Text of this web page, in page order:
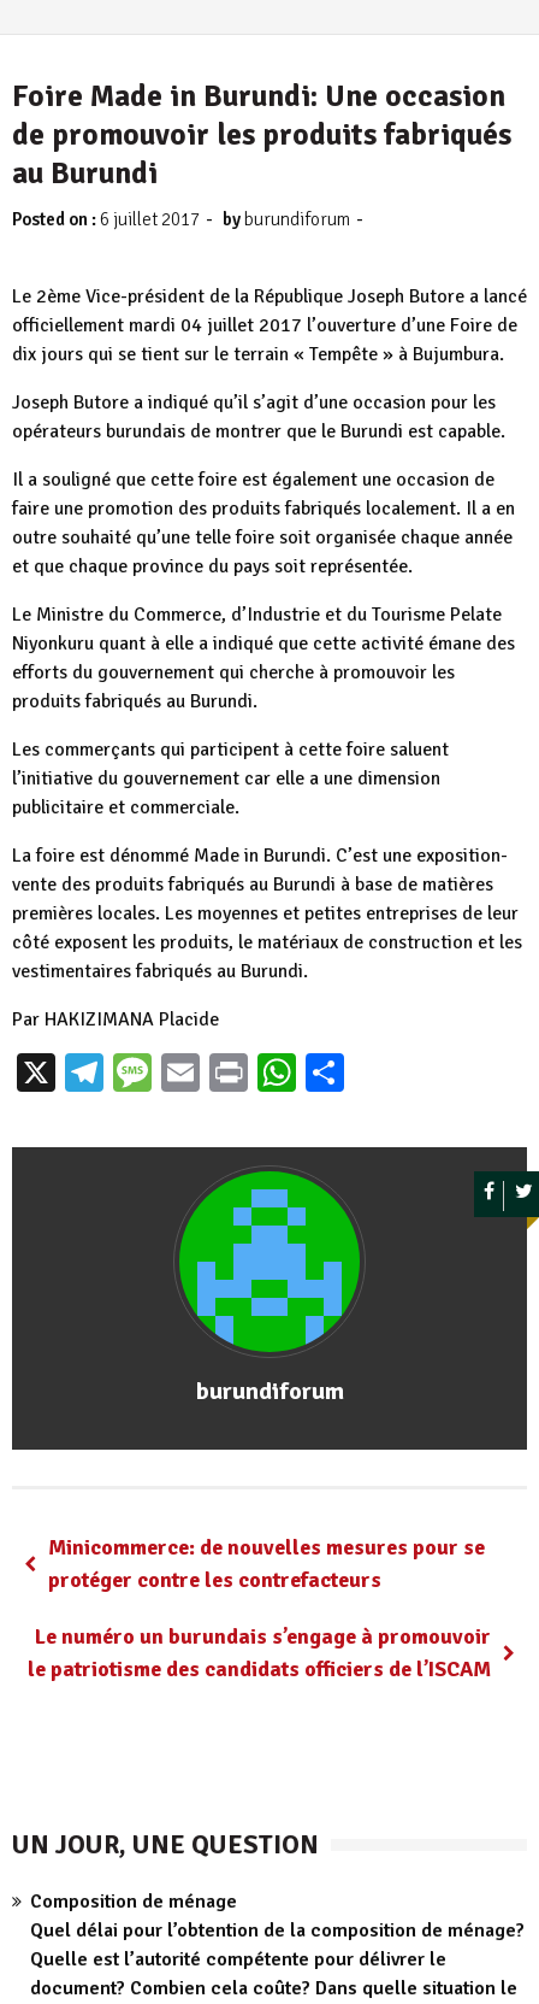
Foire Made in Burundi: Une occasion
de promouvoir les produits fabriqués
au Burundi
Posted on :6 juillet 2017 - by burundiforum -
Le 2ème Vice-président de la République Joseph Butore a lancé
officiellement mardi 04 juillet 2017 l’ouverture d’une Foire de
dix jours qui se tient sur le terrain « Tempête » à Bujumbura.
Joseph Butore a indiqué qu’il s’agit d’une occasion pour les
opérateurs burundais de montrer que le Burundi est capable.
Il a souligné que cette foire est également une occasion de
faire une promotion des produits fabriqués localement. Il a en
outre souhaité qu’une telle foire soit organisée chaque année
et que chaque province du pays soit représentée.
Le Ministre du Commerce, d’Industrie et du Tourisme Pelate
Niyonkuru quant à elle a indiqué que cette activité émane des
efforts du gouvernement qui cherche à promouvoir les
produits fabriqués au Burundi.
Les commerçants qui participent à cette foire saluent
l’initiative du gouvernement car elle a une dimension
publicitaire et commerciale.
La foire est dénommé Made in Burundi. C’est une exposition-
vente des produits fabriqués au Burundi à base de matières
premières locales. Les moyennes et petites entreprises de leur
côté exposent les produits, le matériaux de construction et les
vestimentaires fabriqués au Burundi.
Par HAKIZIMANA Placide
X Telegram
Message
EmailPrintWhatsApp
burundiforum
Minicommerce: de nouvelles mesures pour se
protéger contre les contrefacteurs
Le numéro un burundais s’engage à promouvoir
le patriotisme des candidats officiers de l’ISCAM
UN JOUR, UNE QUESTION
Composition de ménage
Quel délai pour l’obtention de la composition de ménage?
Quelle est l’autorité compétente pour délivrer le
document? Combien cela coûte? Dans quelle situation le